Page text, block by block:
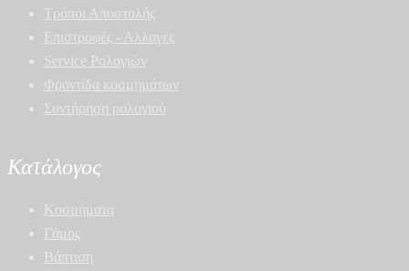
Τρόποι Αποστολής
Επιστροφές - Αλλαγές
Service Ρολογιών
Φροντίδα κοσμημάτων
Συντήρηση ρολογιού
Κατάλογος
Κοσμήματα
Γάμος
Βάπτιση